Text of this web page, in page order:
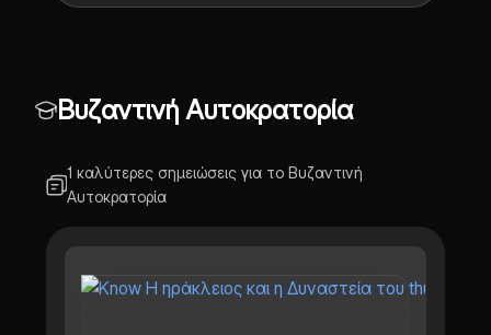
Βυζαντινή Αυτοκρατορία
1 καλύτερες σημειώσεις για το Βυζαντινή
Αυτοκρατορία